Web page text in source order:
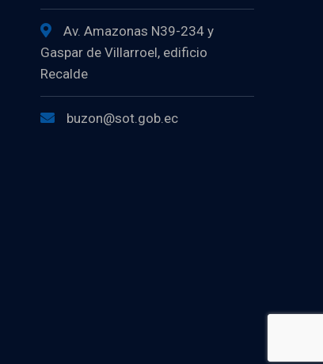
Av. Amazonas N39-234 y
Gaspar de Villarroel, edificio
Recalde
buzon@sot.gob.ec